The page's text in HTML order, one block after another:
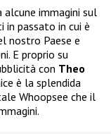
immagini sul
in passato in cui è
nostro Paese e
E proprio su
con Theo
è la splendida
Whoopsee che il